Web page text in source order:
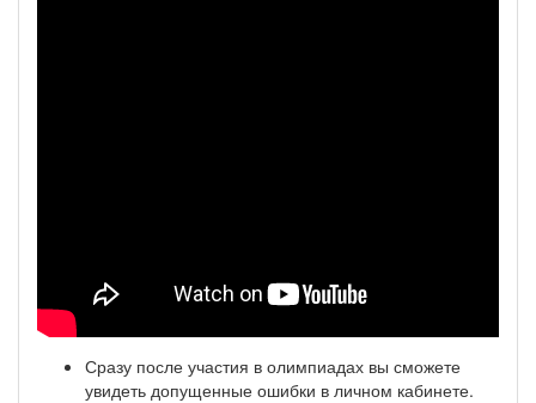
Сразу после участия в олимпиадах вы сможете
увидеть допущенные ошибки в личном кабинете.